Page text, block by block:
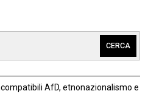
CERCA
AfD, etnonazionalismo e